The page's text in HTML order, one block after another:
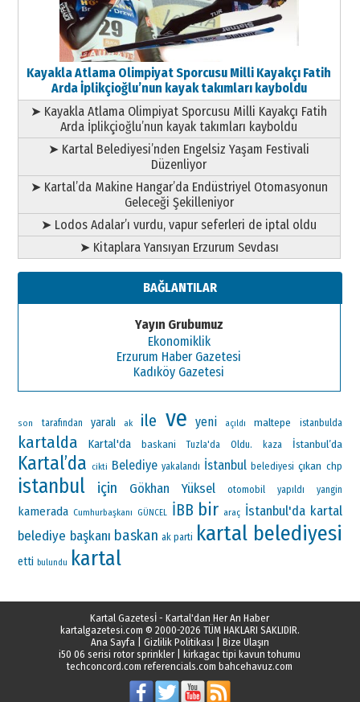
Kayakla Atlama Olimpiyat Sporcusu Milli Kayakçı Fatih
Arda İplikçioğlu’nun kayak takımları kayboldu
➤ Kayakla Atlama Olimpiyat Sporcusu Milli Kayakçı Fatih
Arda İplikçioğlu’nun kayak takımları kayboldu
➤ Kartal Belediyesi’nden Engelsiz Yaşam Festivali
Düzenliyor
➤ Kartal’da Makine Hangar’da Endüstriyel Otomasyonun
Geleceği Şekilleniyor
➤ Lodos Adalar’ı vurdu, vapur seferleri de iptal oldu
➤ Kitaplara Yansıyan Erzurum Sevdası
BAĞLANTILAR
Yayın Grubumuz
Ekonomiklik
Erzurum Haber Gazetesi
Kadıköy Gazetesi
son tarafından yaralı ak ile ve yeni açıldı maltepe istanbulda
kartalda Kartal'da baskani Tuzla'da Oldu. kaza İstanbul’da
Kartal’da cikti Belediye yakalandı İstanbul belediyesi çıkan chp
istanbul için Gökhan Yüksel otomobil yapıldı yangin
kamerada Cumhurbaşkanı GÜNCEL İBB bir araç İstanbul'da kartal
belediye başkanı baskan ak parti kartal belediyesi
etti bulundu kartal
Kartal Gazetesİ - Kartal'dan Her An Haber
kartalgazetesi.com © 2000-2026 TÜM HAKLARI SAKLIDIR.
Ana Sayfa| Gizlilik Politikası
Bize Ulaşın
i50 06 serisi rotor sprinkler
kirkagac tipi kavun tohumu
techconcord.com referencials.com bahcehavuz.com